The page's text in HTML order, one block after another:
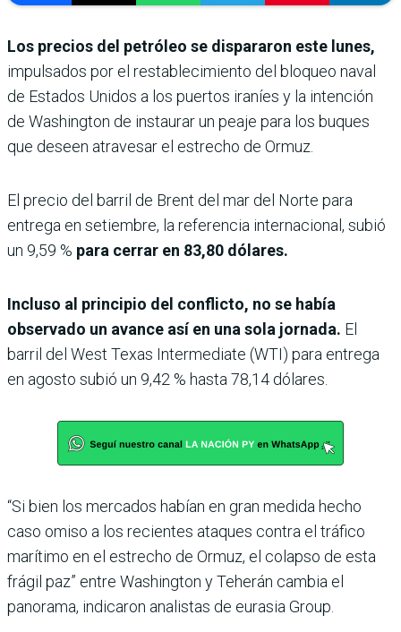
Los precios del petróleo se dispararon este lunes,
impulsados por el restablecimiento del bloqueo naval
de Estados Unidos a los puertos iraníes y la intención
de Washington de instaurar un peaje para los buques
que deseen atravesar el estrecho de Ormuz.
El precio del barril de Brent del mar del Norte para
entrega en setiembre, la referencia internacional, subió
un 9,59 % para cerrar en 83,80 dólares.
Incluso al principio del conflicto, no se había
observado un avance así en una sola jornada. El
barril del West Texas Intermediate (WTI) para entrega
en agosto subió un 9,42 % hasta 78,14 dólares.
“Si bien los mercados habían en gran medida hecho
caso omiso a los recientes ataques contra el tráfico
marítimo en el estrecho de Ormuz, el colapso de esta
frágil paz” entre Washington y Teherán cambia el
panorama, indicaron analistas de eurasia Group.